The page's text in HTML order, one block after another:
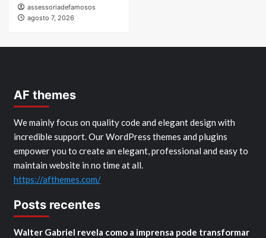
assessoriadefamosos
agosto 7, 2026
AF themes
We mainly focus on quality code and elegant design with
incredible support. Our WordPress themes and plugins
empower you to create an elegant, professional and easy to
maintain website in no time at all.
https://afthemes.com/
Posts recentes
Walter Gabriel revela como a imprensa pode transformar